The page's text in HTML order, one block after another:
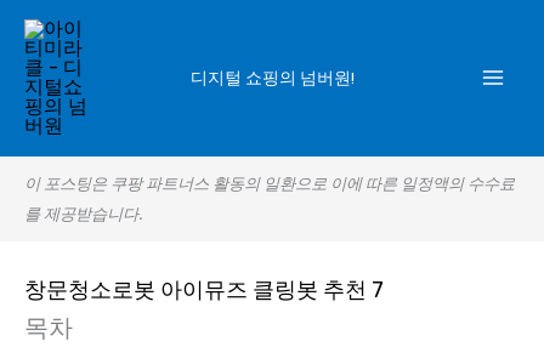
건
디지털 쇼핑의 넘버원!
이 포스팅은 쿠팡 파트너스 활동의 일환으로 이에 따른 일정액의 수수료
를 제공받습니다.
창문청소로봇 아이뮤즈 클링봇 추천 7
목차